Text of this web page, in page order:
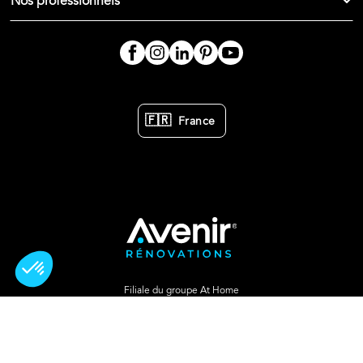
🇫🇷 France
Filiale du groupe At Home